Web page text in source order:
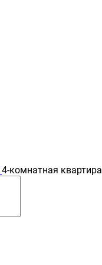
4-комнатная квартира